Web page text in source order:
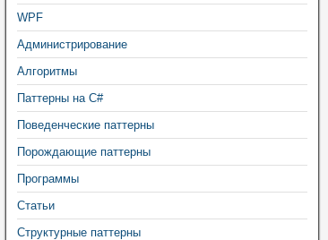
WPF
Администрирование
Алгоритмы
Паттерны на C#
Поведенческие паттерны
Порождающие паттерны
Программы
Статьи
Структурные паттерны